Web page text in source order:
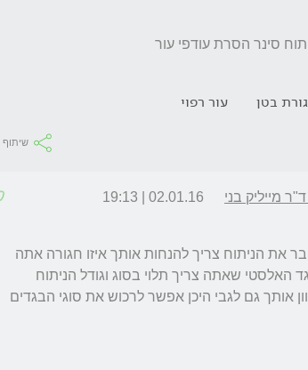
סינר הסרת עודפי עור
בטן עור רפוי
שיתוף
מייליק בני 02.01.16 | 19:13